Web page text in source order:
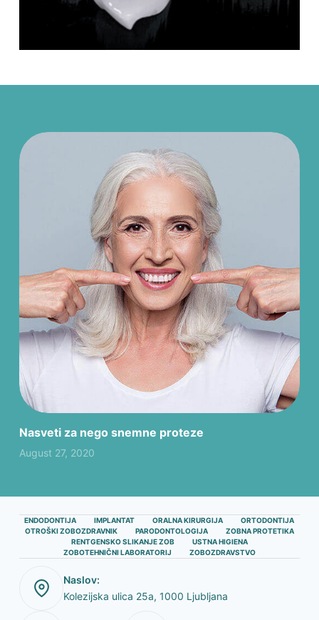
Nasveti za nego snemne proteze
August 27, 2020
ENDODONTIJA IMPLANTAT ORALNA KIRURGIJA
ORTODONTIJA
OTROŠKI ZOBOZDRAVNIK
PARODONTOLOGIJA
ZOBNA PROTETIKA
RENTGENSKO SLIKANJE ZOB
USTNA HIGIENA
ZOBOTEHNIČNI LABORATORIJ
ZOBOZDRAVSTVO
Naslov:
Kolezijska ulica 25a, 1000 Ljubljana